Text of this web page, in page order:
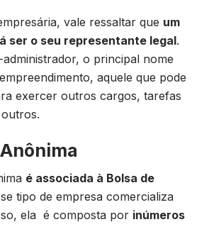
vale ressaltar que um
ser o seu representante legal.
o principal nome
aquele que pode
exercer outros cargos, tarefas
é associada à Bolsa de
tipo de empresa comercializa
ela é composta por inúmeros